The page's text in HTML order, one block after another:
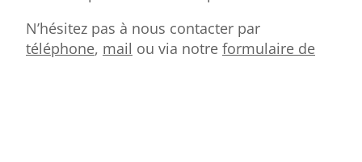
N’hésitez pas à nous contacter par
téléphone, mail ou via notre formulaire de